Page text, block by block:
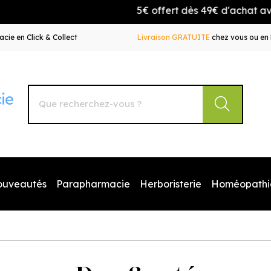
5€ offert dès 49€ d'achat avec le
en Click & Collect Livraison GRATUITE chez vous ou
Autour de la Pharmacie Votre pharmacie en ligne à
Parapharmacie Herboristerie